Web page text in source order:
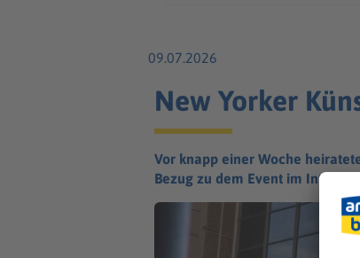
09.07.2026
New Yorker
Vor knapp einer Woche
Bezug zu dem Event im Internet